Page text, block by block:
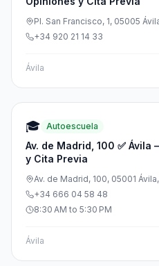
Pl. San Francisco, 1, 05005
+34 920 21 14 33
Ávila
🎓 Autoescuela
Av. de Madrid, 100 ✅
y Cita Previa
Av. de Madrid, 100, 05001
+34 666 04 58 48
8:30 AM to 5:30 PM
Ávila